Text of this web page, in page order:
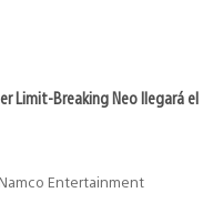
Limit-Breaking Neo llegará el
Entertainment